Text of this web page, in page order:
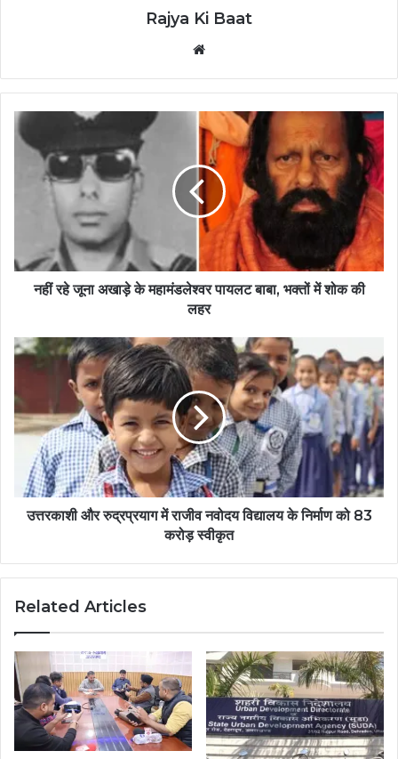
Rajya Ki Baat
नहीं रहे जूना अखाड़े के महामंडलेश्वर पायलट बाबा, भक्तों में शोक की
लहर
उत्तरकाशी और रुद्रप्रयाग में राजीव नवोदय विद्यालय के निर्माण को 83
करोड़ स्वीकृत
Related Articles